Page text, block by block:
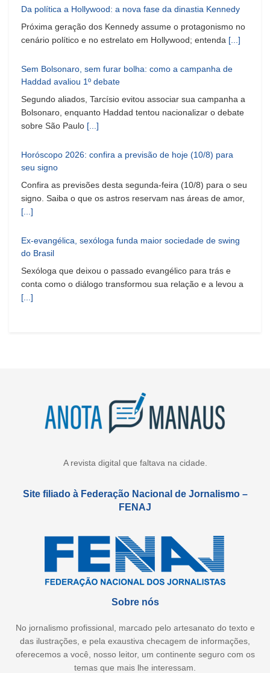
Da política a Hollywood: a nova fase da dinastia Kennedy
Próxima geração dos Kennedy assume o protagonismo no
cenário político e no estrelato em Hollywood; entenda [...]
Sem Bolsonaro, sem furar bolha: como a campanha de
Haddad avaliou 1º debate
Segundo aliados, Tarcísio evitou associar sua campanha a
Bolsonaro, enquanto Haddad tentou nacionalizar o debate
sobre São Paulo [...]
Horóscopo 2026: confira a previsão de hoje (10/8) para
seu signo
Confira as previsões desta segunda-feira (10/8) para o seu
signo. Saiba o que os astros reservam nas áreas de amor,
[...]
Ex-evangélica, sexóloga funda maior sociedade de swing
do Brasil
Sexóloga que deixou o passado evangélico para trás e
conta como o diálogo transformou sua relação e a levou a
[...]
A revista digital que faltava na cidade.
Site filiado à Federação Nacional de Jornalismo –
FENAJ
Sobre nós
No jornalismo profissional, marcado pelo artesanato do texto e
das ilustrações, e pela exaustiva checagem de informações,
oferecemos a você, nosso leitor, um continente seguro com os
temas que mais lhe interessam.